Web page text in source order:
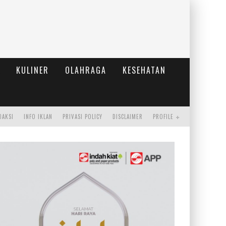
KULINER OLAHRAGA
KESEHATAN
PROFILE
DISCLAIMER
PRIVASI POLICY
INFO IKLAN